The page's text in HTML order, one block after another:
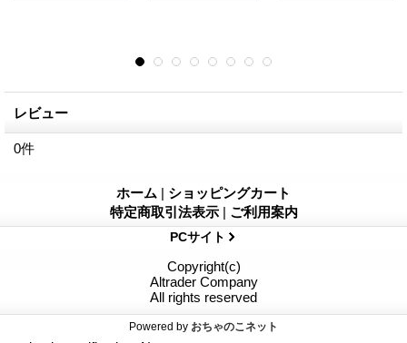
レビュー
0件
ホーム | ショッピングカート
特定商取引法表示 | ご利用案内
PCサイト
Copyright(c)
Altrader Company
All rights reserved
Powered by おちゃのこネット